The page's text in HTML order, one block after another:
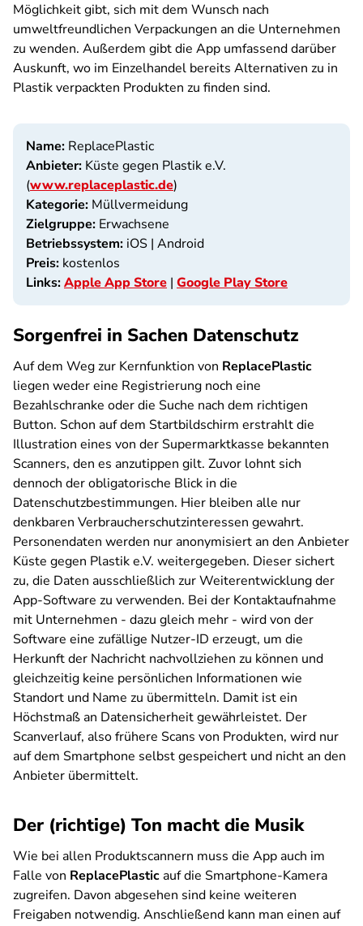
Möglichkeit gibt, sich mit dem Wunsch nach
umweltfreundlichen Verpackungen an die Unternehmen
zu wenden. Außerdem gibt die App umfassend darüber
Auskunft, wo im Einzelhandel bereits Alternativen zu in
Plastik verpackten Produkten zu finden sind.
Name: ReplacePlastic
Anbieter: Küste gegen Plastik e.V.
(www.replaceplastic.de)
Kategorie: Müllvermeidung
Zielgruppe: Erwachsene
Betriebssystem: iOS | Android
Preis: kostenlos
Links:Apple App Store | Google Play Store
Sorgenfrei in Sachen Datenschutz
Auf dem Weg zur Kernfunktion von ReplacePlastic
liegen weder eine Registrierung noch eine
Bezahlschranke oder die Suche nach dem richtigen
Button. Schon auf dem Startbildschirm erstrahlt die
Illustration eines von der Supermarktkasse bekannten
Scanners, den es anzutippen gilt. Zuvor lohnt sich
dennoch der obligatorische Blick in die
Datenschutzbestimmungen. Hier bleiben alle nur
denkbaren Verbraucherschutzinteressen gewahrt.
Personendaten werden nur anonymisiert an den Anbieter
Küste gegen Plastik e.V. weitergegeben. Dieser sichert
zu, die Daten ausschließlich zur Weiterentwicklung der
App-Software zu verwenden. Bei der Kontaktaufnahme
mit Unternehmen - dazu gleich mehr - wird von der
Software eine zufällige Nutzer-ID erzeugt, um die
Herkunft der Nachricht nachvollziehen zu können und
gleichzeitig keine persönlichen Informationen wie
Standort und Name zu übermitteln. Damit ist ein
Höchstmaß an Datensicherheit gewährleistet. Der
Scanverlauf, also frühere Scans von Produkten, wird nur
auf dem Smartphone selbst gespeichert und nicht an den
Anbieter übermittelt.
Der (richtige) Ton macht die Musik
Wie bei allen Produktscannern muss die App auch im
Falle von ReplacePlasticauf die Smartphone-Kamera
zugreifen. Davon abgesehen sind keine weiteren
Freigaben notwendig. Anschließend kann man einen auf